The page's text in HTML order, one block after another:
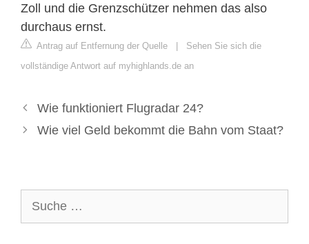
Zoll und die Grenzschützer nehmen das also
durchaus ernst.
Antrag auf Entfernung der Quelle | Sehen Sie sich die
vollständige Antwort auf myhighlands.de an
Wie funktioniert Flugradar 24?
Wie viel Geld bekommt die Bahn vom Staat?
nach: